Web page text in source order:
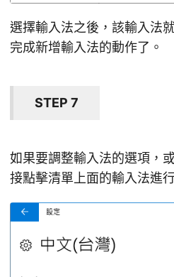
選擇輸入法之後，該輸入法
完成新增輸入法的動作了。
STEP 7
如果要調整輸入法的選項，
接點擊清單上面的輸入法進